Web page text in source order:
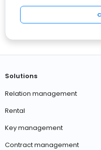
Solutions
Relation management
Rental
Key management
Contract management